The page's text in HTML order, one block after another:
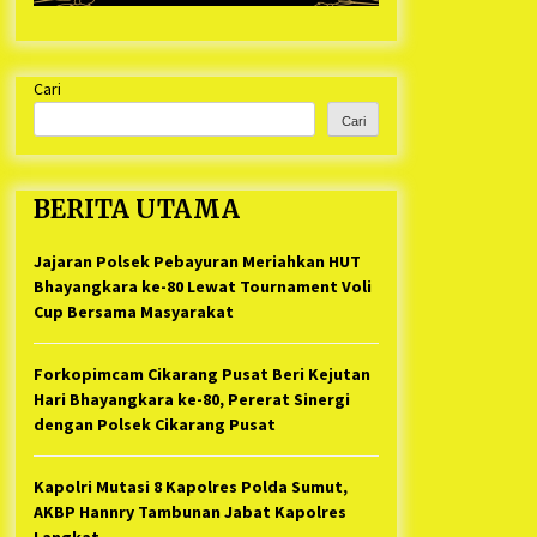
Cari
Cari
BERITA UTAMA
Jajaran Polsek Pebayuran Meriahkan HUT
Bhayangkara ke-80 Lewat Tournament Voli
Cup Bersama Masyarakat
Forkopimcam Cikarang Pusat Beri Kejutan
Hari Bhayangkara ke-80, Pererat Sinergi
dengan Polsek Cikarang Pusat
Kapolri Mutasi 8 Kapolres Polda Sumut,
AKBP Hannry Tambunan Jabat Kapolres